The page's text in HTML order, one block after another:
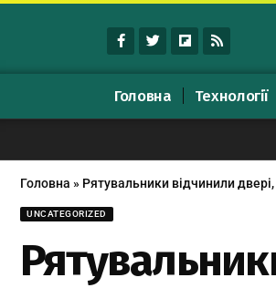
Головна Технології
Головна » Рятувальники відчинили
UNCATEGORIZED